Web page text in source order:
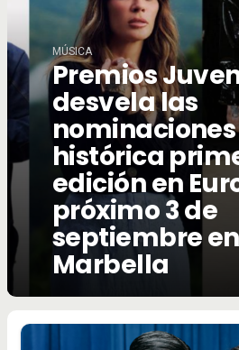
MÚSICA
Premios
desvela las
nominaciones
histórica
edición en
próximo 3 de
septiembre en
Marbella